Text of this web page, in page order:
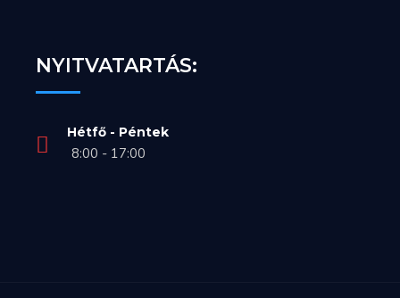
NYITVATARTÁS:
Hétfő - Péntek
8:00 - 17:00